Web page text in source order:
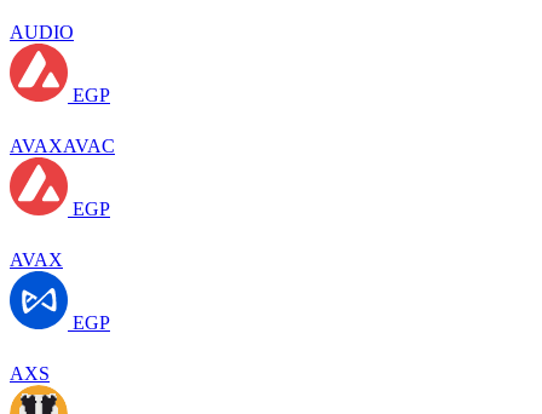
AUDIO
EGP
AVAXAVAC
EGP
AVAX
EGP
AXS